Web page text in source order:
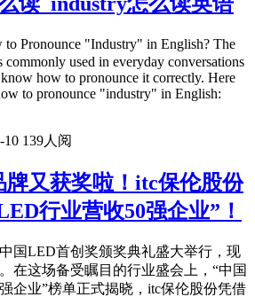
Pronounce "Industry" in English? The
used in everyday conversations
know how to pronounce it correctly. Here
to pronounce "industry" in English:
10 139人阅
牌又获奖啦！itc保伦股份
行业营收50强企业”！
国LED首创奖颁奖典礼盛大举行，现
在这场备受瞩目的行业盛会上，“中国
企业”榜单正式揭晓，itc保伦股份凭借